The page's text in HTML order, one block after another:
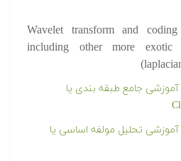
Wavelet transform and coding
including other more exotic
آموزشی جامع طبقه بندی یا
آموزشی تحلیل مولفه اساسی یا